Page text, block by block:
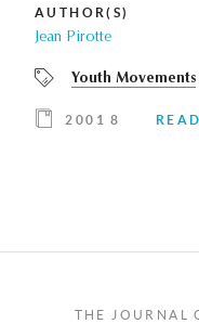
AUTHOR(S)
Jean Pirotte
Youth Movements
2001 8
THE JOURNAL